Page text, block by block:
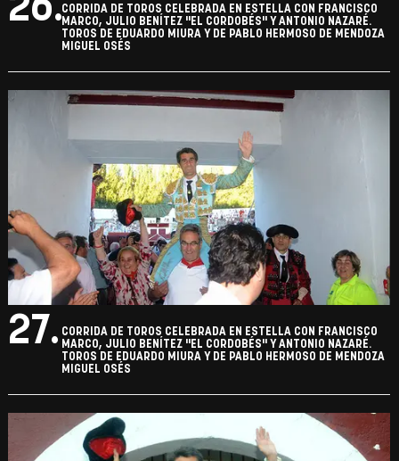
26.CORRIDA DE TOROS CELEBRADA EN ESTELLA CON FRANCISCO
MARCO, JULIO BENÍTEZ "EL CORDOBÉS" Y ANTONIO NAZARÉ.
TOROS DE EDUARDO MIURA Y DE PABLO HERMOSO DE MENDOZA
MIGUEL OSÉS
27. CORRIDA DE TOROS CELEBRADA EN ESTELLA CON FRANCISCO
MARCO, JULIO BENÍTEZ "EL CORDOBÉS" Y ANTONIO NAZARÉ.
TOROS DE EDUARDO MIURA Y DE PABLO HERMOSO DE MENDOZA
MIGUEL OSÉS